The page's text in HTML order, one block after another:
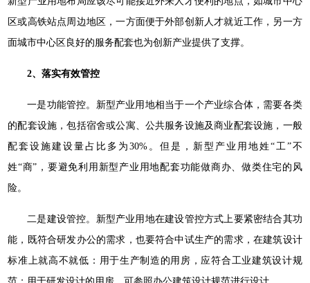
区或高铁站点周边地区，一方面便于外部创新人才就近工作，另一方
面城市中心区良好的服务配套也为创新产业提供了支撑。
2、落实有效管控
一是功能管控。新型产业用地相当于一个产业综合体，需要各类
的配套设施，包括宿舍或公寓、公共服务设施及商业配套设施，一般
配套设施建设量占比多为30%。但是，新型产业用地姓“工”不
姓“商”，要避免利用新型产业用地配套功能做商办、做类住宅的风
险。
二是建设管控。新型产业用地在建设管控方式上要紧密结合其功
能，既符合研发办公的需求，也要符合中试生产的需求，在建筑设计
标准上就高不就低：用于生产制造的用房，应符合工业建筑设计规